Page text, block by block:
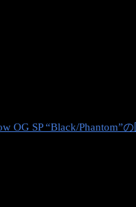
OG SP “Black/